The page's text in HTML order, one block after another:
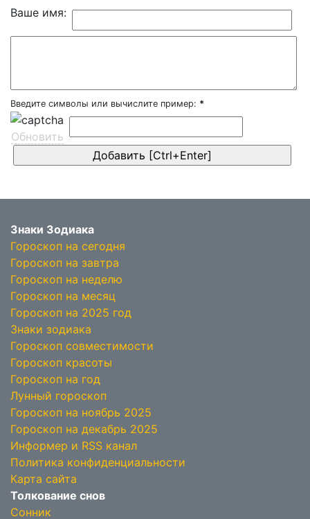
Ваше имя:
Введите символы или вычислите пример: *
Обновить
Знаки Зодиака
Гороскоп на сегодня
Гороскоп на завтра
Гороскоп на неделю
Гороскоп на месяц
Гороскоп на 2025 год
Знаки зодиака
Гороскоп совместимости
Гороскоп красоты
Гороскоп на год
Лунный гороскоп
Гороскоп на ноябрь 2025
Гороскоп на декабрь 2025
Информер и RSS канал
Политика конфиденциальности
Карта сайта
Толкование снов
Сонник